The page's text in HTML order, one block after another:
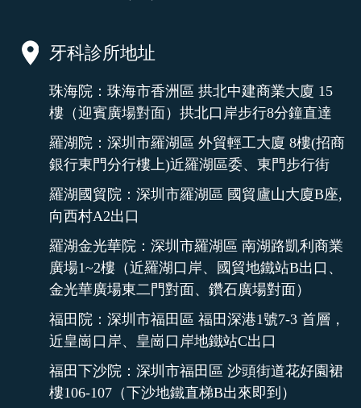
牙科診所地址
珠海院：珠海市香洲區 拱北中建商業大廈 15
樓（迎賓廣場對面）拱北口岸步行8分鐘直達
羅湖院：深圳市羅湖區 外貿輕工大廈 8樓(招商
銀行東門分行樓上)近羅湖區委、東門步行街
羅湖國貿院：深圳市羅湖區 國貿廬山大廈B座,
向西村A2出口
羅湖金光華院：深圳市羅湖區 南湖路凱利商業
廣場1~2樓（近羅湖口岸、國貿地鐵站B出口、
金光華廣場東二門對面、鑽石廣場對面）
福田院：深圳市福田區 福田深港1號7-3 首層，
近皇崗口岸、皇崗口岸地鐵站C出口
福田下沙院：深圳市福田區 沙頭街道花好園裙
樓106-107（下沙地鐵直梯B出來即到）